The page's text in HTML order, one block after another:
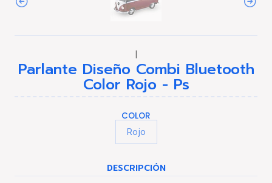
|
Parlante Diseño Combi Bluetooth
Color Rojo - Ps
COLOR
Rojo
DESCRIPCIÓN